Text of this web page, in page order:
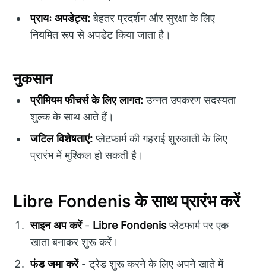
प्रायः अपडेट्स:बेहतर प्रदर्शन और सुरक्षा के लिए
नियमित रूप से अपडेट किया जाता है।
नुकसान
प्रीमियम फीचर्स के लिए लागत:उन्नत उपकरण सदस्यता
शुल्क के साथ आते हैं।
जटिल विशेषताएं:प्लेटफार्म की गहराई शुरुआती के लिए
प्रारंभ में मुश्किल हो सकती है।
Libre Fondenis के साथ प्रारंभ करें
साइन अप करें- Libre Fondenisप्लेटफार्म पर एक
खाता बनाकर शुरू करें।
फंड जमा करें- ट्रेड शुरू करने के लिए अपने खाते में